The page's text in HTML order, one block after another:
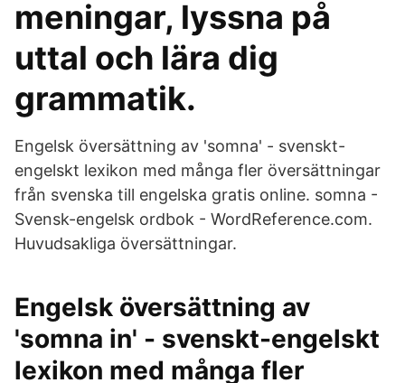
meningar, lyssna på
uttal och lära dig
grammatik.
Engelsk översättning av 'somna' - svenskt-
engelskt lexikon med många fler översättningar
från svenska till engelska gratis online. somna -
Svensk-engelsk ordbok - WordReference.com.
Huvudsakliga översättningar.
Engelsk översättning av
'somna in' - svenskt-engelskt
lexikon med många fler